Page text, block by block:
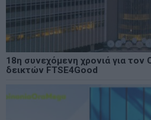
18η συνεχόμενη χρονιά για τον
δεικτών FTSE4Good